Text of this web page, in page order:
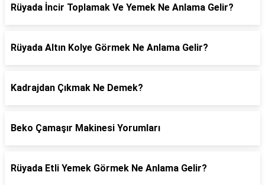
Rüyada İncir Toplamak Ve Yemek Ne Anlama Gelir?
Rüyada Altın Kolye Görmek Ne Anlama Gelir?
Kadrajdan Çıkmak Ne Demek?
Beko Çamaşır Makinesi Yorumları
Rüyada Etli Yemek Görmek Ne Anlama Gelir?